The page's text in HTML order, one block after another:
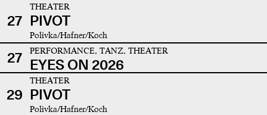
27
THEATER
PIVOT
Polivka/Hafner/Koch
27 PERFORMANCE, TANZ, THEATER
EYES ON 2026
29
THEATER
PIVOT
Polivka/Hafner/Koch